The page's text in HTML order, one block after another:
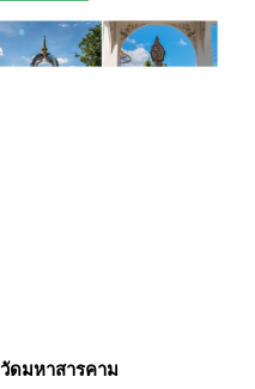
ดมหาสารคาม